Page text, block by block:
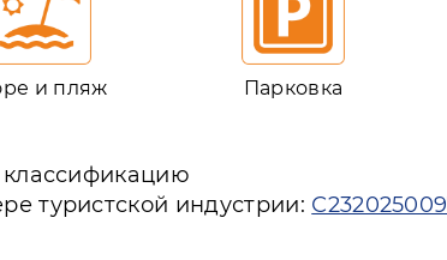
и пляж Парковка
туристской индустрии: